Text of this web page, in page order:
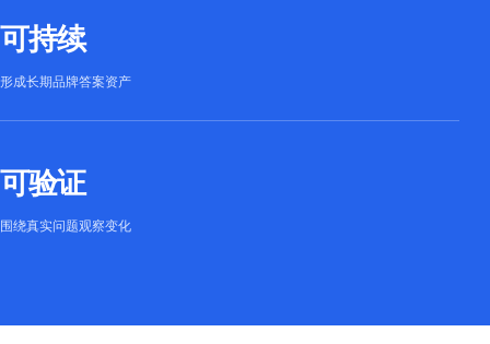
可持续
形成长期品牌答案资产
可验证
围绕真实问题观察变化